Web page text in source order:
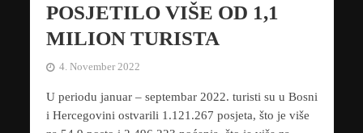
POSJETILO VIŠE OD 1,1
MILION TURISTA
4. November 2022
U periodu januar – septembar 2022. turisti su u Bosni
i Hercegovini ostvarili 1.121.267 posjeta, što je više